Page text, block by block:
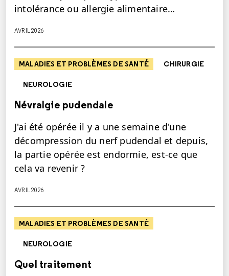
intolérance ou allergie alimentaire…
AVRIL 2026
MALADIES ET PROBLÈMES DE SANTÉ CHIRURGIE
NEUROLOGIE
Névralgie pudendale
J'ai été opérée il y a une semaine d'une
décompression du nerf pudendal et depuis,
la partie opérée est endormie, est-ce que
cela va revenir ?
AVRIL 2026
MALADIES ET PROBLÈMES DE SANTÉ
NEUROLOGIE
Quel traitement